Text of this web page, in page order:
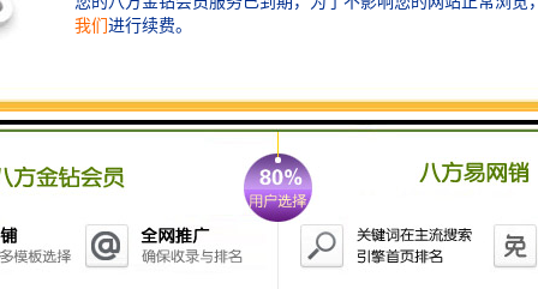
- **生物滤池**：通过生物膜的附着生长，进一步降解
- **混凝沉淀池**：通过加入混凝剂使悬浮物聚结沉
降。
- **臭氧消毒设备**：利用臭氧对污水进行消毒处理，
去除有害微生物和异味。
5. **污水消毒设备**：